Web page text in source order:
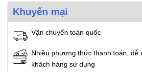
Khuyến mại
Vận chuyển toàn quốc
Nhiều phương thức thanh toán, dễ
khách hàng sử dụng